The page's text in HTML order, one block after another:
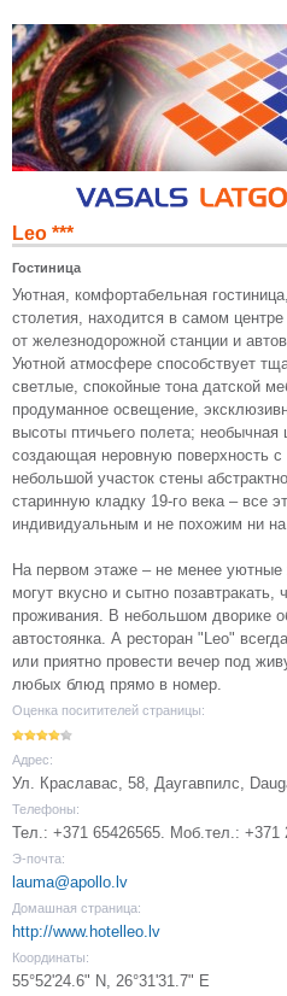
Leo ***
Гостиница
Уютная, комфортабельная
столетия, находится в самом
от железнодорожной станции и
Уютной атмосфере способствует
светлые, спокойные тона датской
продуманное освещение,
высоты птичьего полета; необычная
создающая неровную поверхность с
небольшой участок стены
старинную кладку 19-го века – все
индивидуальным и не похожим ни на
На первом этаже – не менее уютные
могут вкусно и сытно позавтракать,
проживания. В небольшом дворике
автостоянка. А ресторан "Leo"
или приятно провести вечер под
любых блюд прямо в номер.
Оценка поситителей страницы:
Адрес:
Ул. Краславас, 58, Даугавпилс,
Телефоны:
Тел.: +371 65426565. Моб.тел.: +371
Э-почта:
lauma@apollo.lv
Домашная страница:
http://www.hotelleo.lv
Координаты:
55°52'24.6" N, 26°31'31.7" E